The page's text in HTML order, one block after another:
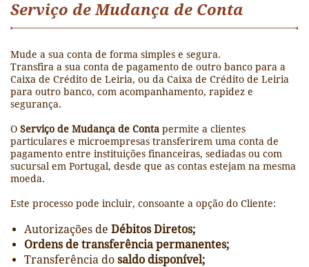
Serviço de Mudança de Conta
Mude a sua conta de forma simples e segura.
Transfira a sua conta de pagamento de outro banco para a
Caixa de Crédito de Leiria, ou da Caixa de Crédito de Leiria
para outro banco, com acompanhamento, rapidez e
segurança.
O Serviço de Mudança de Conta permite a clientes
particulares e microempresas transferirem uma conta de
pagamento entre instituições financeiras, sediadas ou com
sucursal em Portugal, desde que as contas estejam na mesma
moeda.
Este processo pode incluir, consoante a opção do Cliente:
Autorizações de Débitos Diretos;
Ordens de transferência permanentes;
Transferência do saldo disponível;